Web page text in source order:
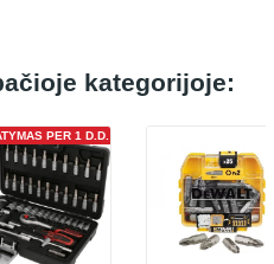
kategorijoje:
PER 1 D.D.